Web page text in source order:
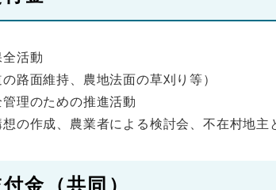
活動
路面維持、農地法面の草刈り等）
理のための推進活動
想の作成、農業者による検討会、不在村地主
金（共同）